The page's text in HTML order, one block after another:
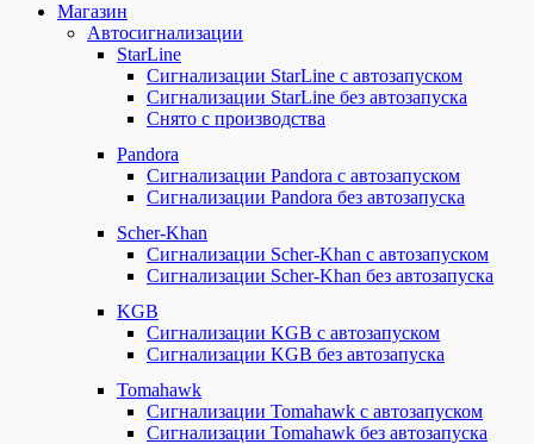
Магазин
Автосигнализации
StarLine
Сигнализации StarLine с автозапуском
Сигнализации StarLine без автозапуска
Снято с производства
Pandora
Сигнализации Pandora с автозапуском
Сигнализации Pandora без автозапуска
Scher-Khan
Сигнализации Scher-Khan с автозапуском
Сигнализации Scher-Khan без автозапуска
KGB
Сигнализации KGB с автозапуском
Сигнализации KGB без автозапуска
Tomahawk
Сигнализации Tomahawk с автозапуском
Сигнализации Tomahawk без автозапуска